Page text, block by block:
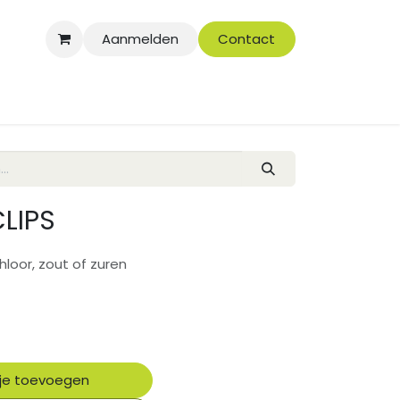
Aanmelden Contact
zout of zuren
toevoegen